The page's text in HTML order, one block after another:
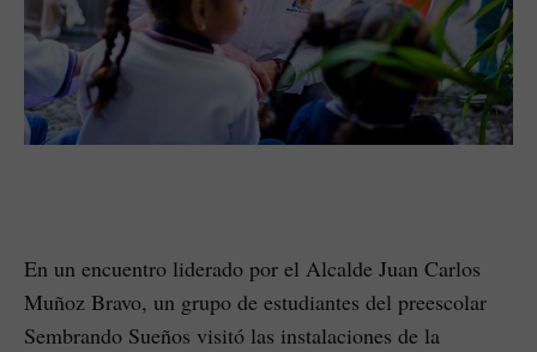
En un encuentro liderado por el Alcalde Juan Carlos
Muñoz Bravo, un grupo de estudiantes del preescolar
Sembrando Sueños visitó las instalaciones de la